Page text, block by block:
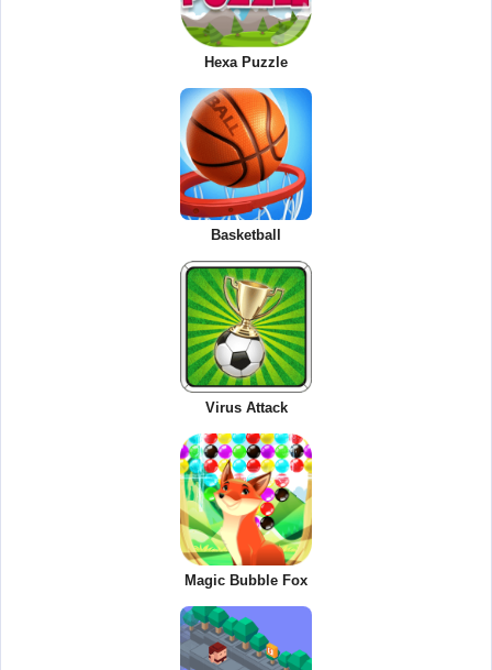
Hexa Puzzle
Basketball
Virus Attack
Magic Bubble Fox